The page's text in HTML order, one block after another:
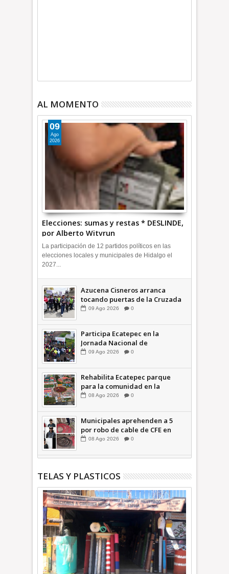
AL MOMENTO
Elecciones: sumas y restas * DESLINDE,
por Alberto Witvrun
09
Ago
2026
La participación de 12 partidos políticos en las
elecciones locales y municipales de Hidalgo el
2027...
Azucena Cisneros arranca
tocando puertas de la Cruzada
Violeta en la Colosio +Video |
09 Ago 2026 0
Participa Ecatepec en la
Jornada Nacional de
Reforestación; plantan 3 mil
09 Ago 2026 0
Rehabilita Ecatepec parque
para la comunidad en la
Petroquímica 1 +Video |
08 Ago 2026 0
Municipales aprehenden a 5
por robo de cable de CFE en
Jardines de Casa Nueva +Video
08 Ago 2026 0
TELAS Y PLASTICOS